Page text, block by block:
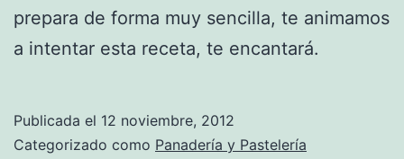
prepara de forma muy sencilla, te animamos
a intentar esta receta, te encantará.
Publicada el 12 noviembre, 2012
Categorizado como Panadería y Pastelería